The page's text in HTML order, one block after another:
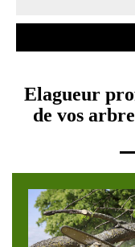
Elagueur
de vos